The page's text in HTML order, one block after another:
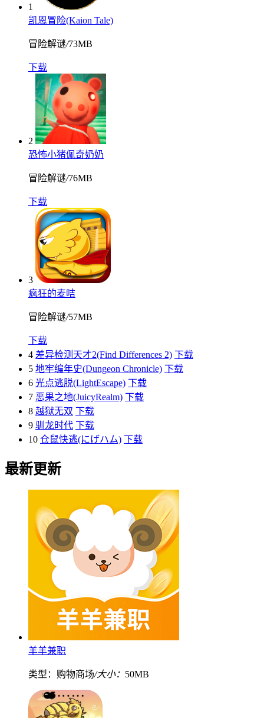
1
凯恩冒险(Kaion Tale)
冒险解谜/73MB
下载
2
恐怖小猪佩奇奶奶
冒险解谜/76MB
下载
3
疯狂的麦咭
冒险解谜/57MB
下载
4 差异检测天才2(Find Differences 2) 下载
5 地牢编年史(Dungeon Chronicle) 下载
6 光点逃脱(LightEscape) 下载
7 恶果之地(JuicyRealm) 下载
8 越狱无双 下载
9 驯龙时代 下载
10 仓鼠快逃(にげハム) 下载
最新更新
羊羊兼职
类型：购物商场/大小： 50MB